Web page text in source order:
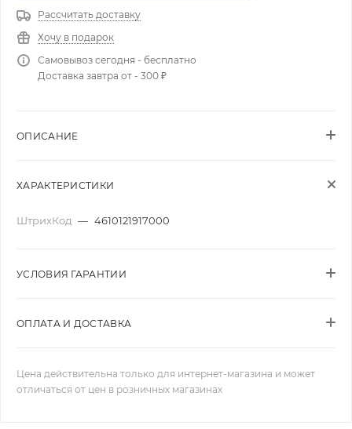
Рассчитать доставку
Хочу в подарок
Самовывоз сегодня - бесплатно
Доставка завтра от - 300 ₽
ОПИСАНИЕ
ХАРАКТЕРИСТИКИ
ШтрихКод — 4610121917000
УСЛОВИЯ ГАРАНТИИ
ОПЛАТА И ДОСТАВКА
Цена действительна только для интернет-магазина и может
отличаться от цен в розничных магазинах